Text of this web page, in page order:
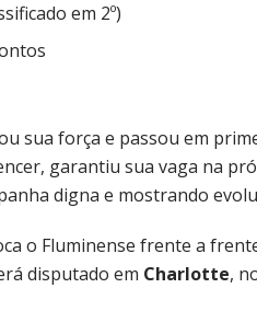
em 2º)
sua força e passou em
garantiu sua vaga na
digna e mostrando
o Fluminense frente a
disputado em Charlotte,